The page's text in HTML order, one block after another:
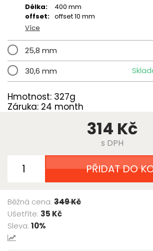
Délka:
400 mm
offset: offset 10 mm
Více
25,8 mm
30,6 mm
Hmotnost: 327g
Záruka: 24 month
314 Kč
s DPH
PŘIDAT DO
Běžná cena: 349 Kč
Ušetříte: 35 Kč
Sleva: 10%